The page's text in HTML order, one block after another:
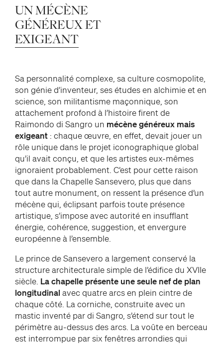
UN MÉCÈNE
GÉNÉREUXET
EXIGEANT
Sa personnalité complexe, sa culture cosmopolite,
son génie d’inventeur, ses études en alchimie et en
science, son militantisme maçonnique, son
attachement profond à l’histoire firent de
Raimondo di Sangro un mécène généreux mais
exigeant: chaque œuvre, en effet, devait jouer un
rôle unique dans le projet iconographique global
qu’il avait conçu, et que les artistes eux-mêmes
ignoraient probablement. C’est pour cette raison
que dans la Chapelle Sansevero, plus que dans
tout autre monument, on ressent la présence d’un
mécène qui, éclipsant parfois toute présence
artistique, s’impose avec autorité en insufflant
énergie, cohérence, suggestion, et envergure
européenne à l’ensemble.
Le prince de Sansevero a largement conservé la
structure architecturale simple de l’édifice du XVIIe
siècle. La chapelle présente une seule nef de plan
longitudinalavec quatre arcs en plein cintre de
chaque côté. La corniche, construite avec un
mastic inventé par di Sangro, s’étend sur tout le
périmètre au-dessus des arcs. La voûte en berceau
est interrompue par six fenêtres arrondies qui